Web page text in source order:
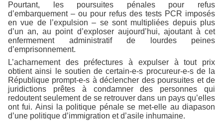
Pourtant, les poursuites pénales pour refus
d’embarquement – ou pour refus des tests PCR imposés
en vue de l’expulsion – se sont multipliées depuis plus
d’un an, au point d’exploser aujourd’hui, ajoutant à cet
enfermement administratif de lourdes peines
d’emprisonnement.
L’acharnement des préfectures à expulser à tout prix
obtient ainsi le soutien de certain-e-s procureur-e-s de la
République prompt-e-s à déclencher des poursuites et de
juridictions prêtes à condamner des personnes qui
redoutent seulement de se retrouver dans un pays qu’elles
ont fui. Ainsi la politique pénale se met-elle au diapason
d’une politique d’immigration et d’asile inhumaine.